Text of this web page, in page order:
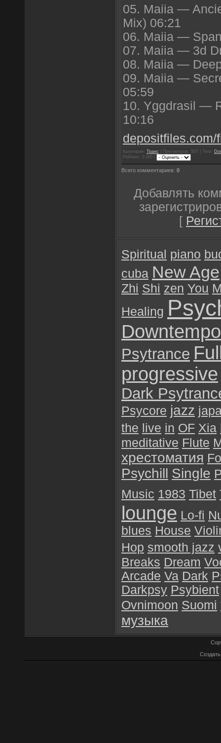
05. Maiia —
Mix) 06:21
06. Maiia —
07. Maiia — 3d
08. Maiia —
09. Maiia —
05:59
10. Yggdrasil —
10:16
depositfiles.com/
Категория: Транс | Просмотров: 507 | Теги:
Рейтинг: 0.0/0 |
Всего комментариев: 0
Добавлять
[
Spiritual piano
cuba New Age
Zhi Shi zen You
Healing
Downtempo
Psytrance
progressive
Dark
Psycore jazz
the live in OF Xia
meditative Flute
хрестоматия
Psychill Single
Music 1983 Tibet
lounge Lo-fi
blues House
Hop smooth jazz
Breaks Dream
Arcade Va Dark
Darkpsy Psybient
Ovnimoon Suomi
музыка